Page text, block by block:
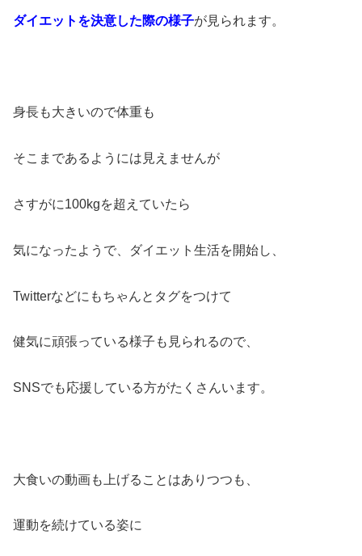
ダイエットを決意した際の様子が見られます。
身長も大きいので体重も
そこまであるようには見えませんが
さすがに100kgを超えていたら
気になったようで、ダイエット生活を開始し、
Twitterなどにもちゃんとタグをつけて
健気に頑張っている様子も見られるので、
SNSでも応援している方がたくさんいます。
大食いの動画も上げることはありつつも、
運動を続けている姿に